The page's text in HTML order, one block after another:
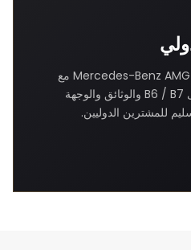
يمكن مناقشة Mercedes-Benz AMG G55 Black AR مع
SchutzCarr من حيث مستوى B6 / B7 والوثائق والوجهة
للمشترين الدوليين.